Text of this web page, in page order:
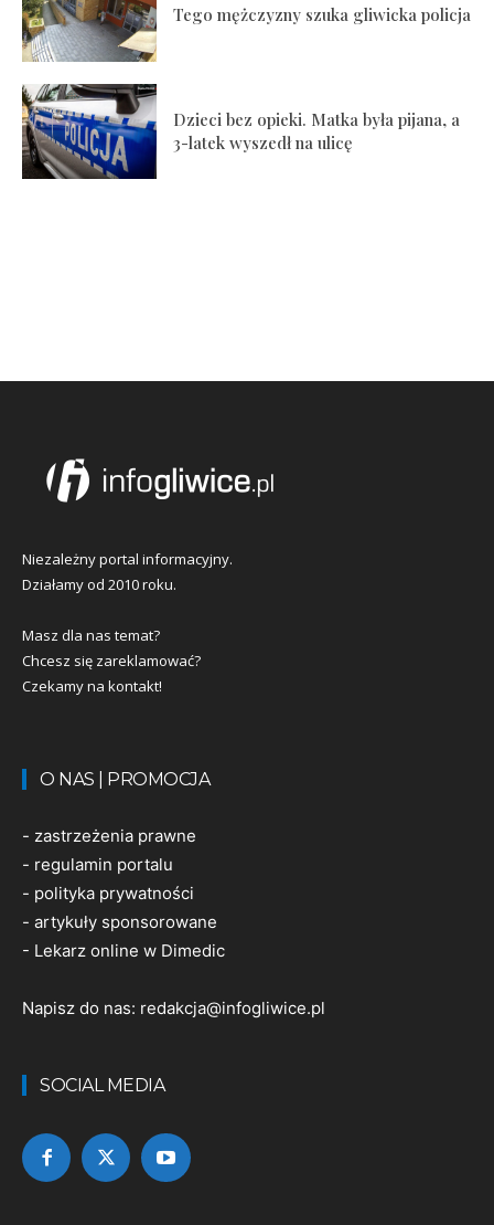
Tego mężczyzny szuka gliwicka policja
Dzieci bez opieki. Matka była pijana, a
3-latek wyszedł na ulicę
Niezależny portal informacyjny.
Działamy od 2010 roku.
Masz dla nas temat?
Chcesz się zareklamować?
Czekamy na kontakt!
O NAS | PROMOCJA
- zastrzeżenia prawne
- regulamin portalu
- polityka prywatności
- artykuły sponsorowane
- Lekarz online w Dimedic
Napisz do nas: redakcja@infogliwice.pl
SOCIAL MEDIA